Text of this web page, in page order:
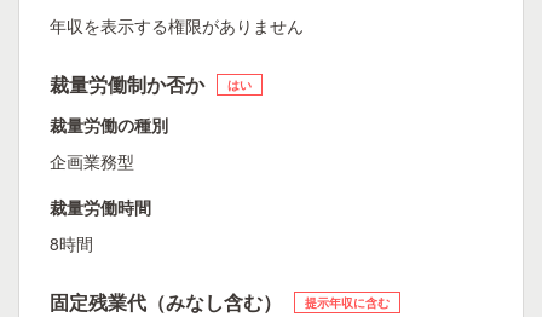
年収を表示する権限がありません
裁量労働制か否か はい
裁量労働の種別
企画業務型
裁量労働時間
8時間
固定残業代（みなし含む） 提示年収に含む